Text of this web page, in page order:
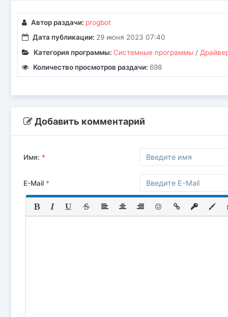
Автор раздачи: progbot
Дата публикации: 29 июня 2023 07:40
Категория программы: Системные программы/
Количество просмотров раздачи: 698
Добавить комментарий
Имя: *
E-Mail *